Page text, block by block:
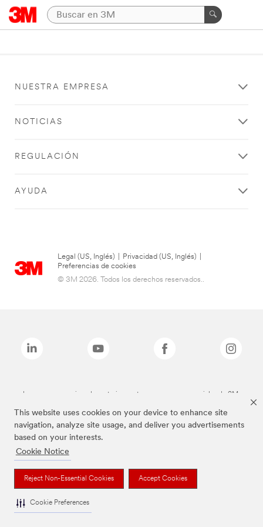
This website uses cookies on your device to enhance site
navigation, analyze site usage, and deliver you advertisements
based on your interests.
Cookie Notice
Reject Non-Essential Cookies Accept Cookies
Cookie Preferences
NUESTRA EMPRESA
NOTICIAS
REGULACIÓN
AYUDA
Legal (US, Inglés) Privacidad (US, Inglés)
Preferencias de cookies
© 3M 2026. Todos los derechos reservados..
Las marcas mencionadas anteriormente son marcas comerciales de 3M.